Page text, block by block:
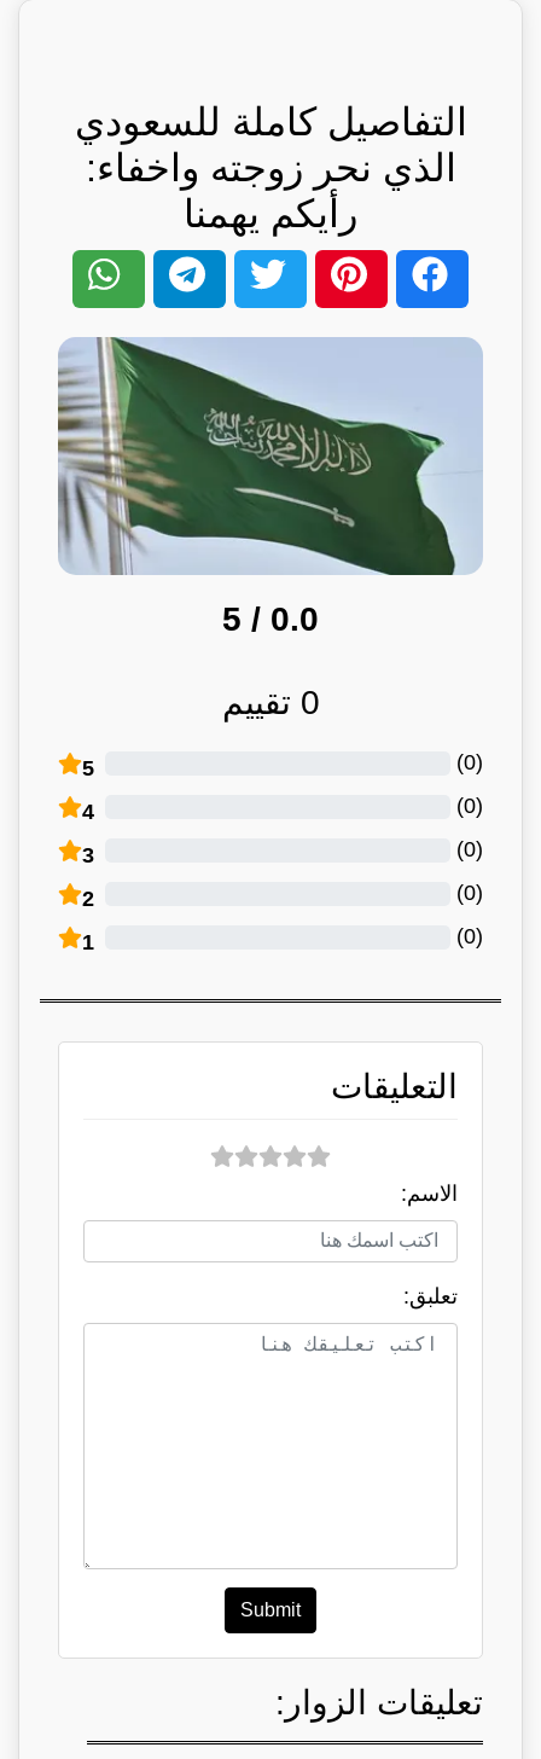
التفاصيل كاملة للسعودي
الذي نحر زوجته واخفاء:
رأيكم يهمنا
0.0
/ 5
0 تقييم
5 (
0
)
4 (
0
)
3 (
0
)
2 (
0
)
1 (
0
)
التعليقات
الاسم:
تعلبق:
Submit
تعليقات الزوار: